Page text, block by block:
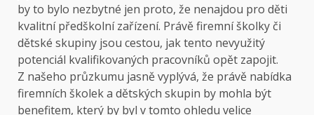
by to bylo nezbytné jen proto, že nenajdou pro děti
kvalitní předškolní zařízení. Právě firemní školky či
dětské skupiny jsou cestou, jak tento nevyužitý
potenciál kvalifikovaných pracovníků opět zapojit.
Z našeho průzkumu jasně vyplývá, že právě nabídka
firemních školek a dětských skupin by mohla být
benefitem, který by byl v tomto ohledu velice